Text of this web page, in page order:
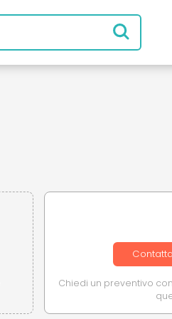
Chiedi un preventivo